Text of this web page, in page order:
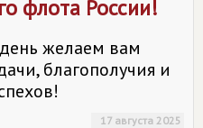
флота России!
желаем вам
благополучия и
17 августа 2025